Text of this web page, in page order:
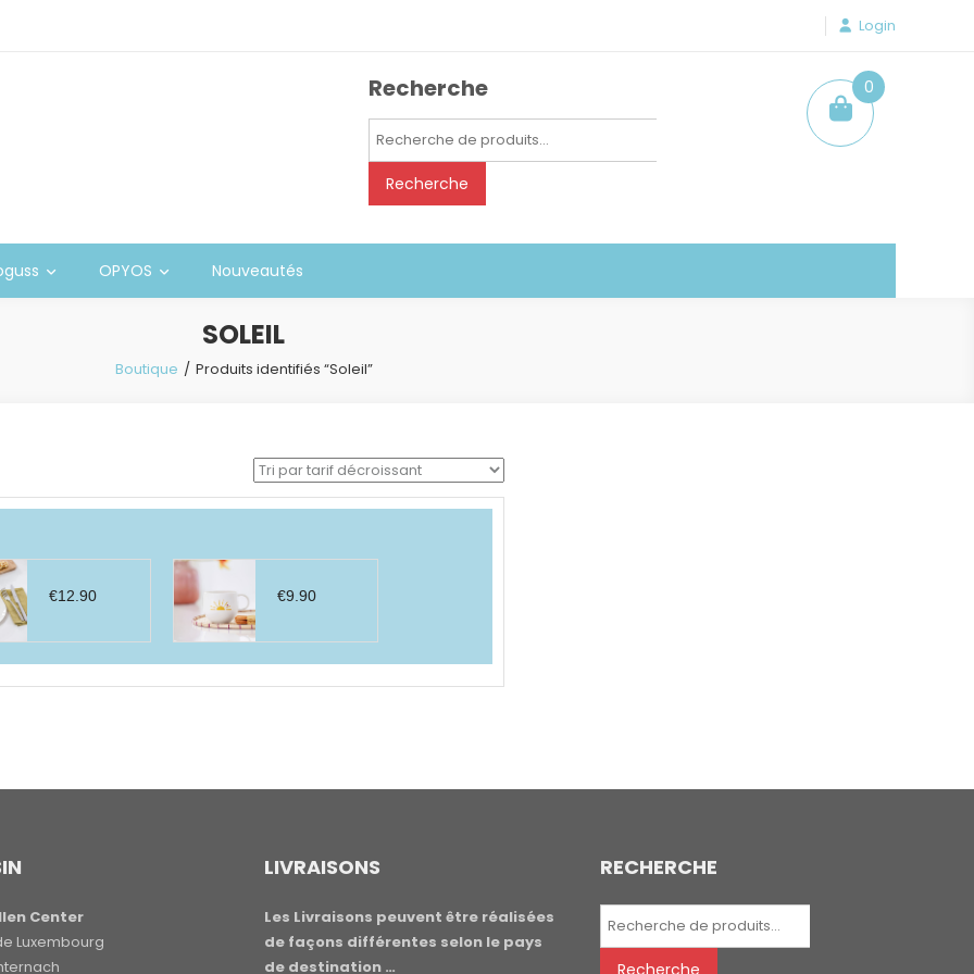
Login
Recherche
Recherche
Recherche
0
item
OPYOS Nouveautés
SOLEIL
Boutique Produits identifiés “Soleil”
€12.90 €9.90
Center
Luxembourg
LIVRAISONS
Les Livraisons peuvent être réalisées
de façons différentes selon le pays
de destination …
RECHERCHE
Recherche
Recherche